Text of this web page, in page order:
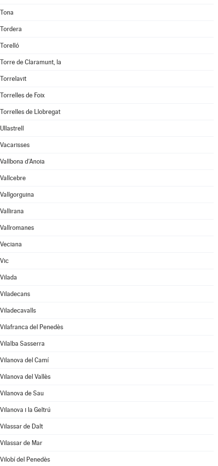
Tona
Tordera
Torelló
Torre de Claramunt, la
Torrelavit
Torrelles de Foix
Torrelles de Llobregat
Ullastrell
Vacarisses
Vallbona d'Anoia
Vallcebre
Vallgorguina
Vallirana
Vallromanes
Veciana
Vic
Vilada
Viladecans
Viladecavalls
Vilafranca del Penedès
Vilalba Sasserra
Vilanova del Camí
Vilanova del Vallès
Vilanova de Sau
Vilanova i la Geltrú
Vilassar de Dalt
Vilassar de Mar
Vilobí del Penedès